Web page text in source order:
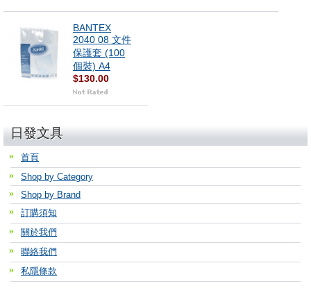
BANTEX
2040 08 文件
保護套 (100
個裝) A4
$130.00
日發文具
首頁
Shop by Category
Shop by Brand
訂購須知
關於我們
聯絡我們
私隱條款